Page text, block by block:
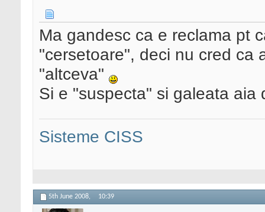
Ma gandesc ca e reclama pt
"cersetoare", deci nu cred ca
"altceva"
Si e "suspecta" si galeata
Sisteme CISS
5th June 2008, 10:39